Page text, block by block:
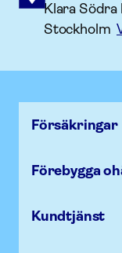
Klara Södra
Stockholm
Försäk­ringar
Förebygga
Kundtjänst